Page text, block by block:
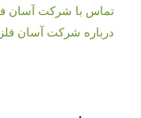
تماس با شرکت آسان
درباره شرکت آسان